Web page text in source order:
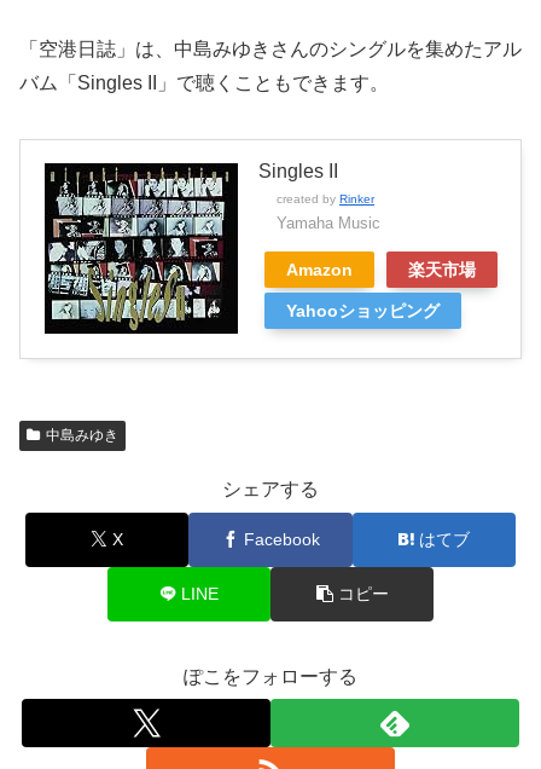
「空港日誌」は、中島みゆきさんのシングルを集めたアル
バム「Singles II」で聴くこともできます。
Singles II
created by Rinker
Yamaha Music
Amazon 楽天市場
Yahooショッピング
中島みゆき
シェアする
X Facebook はてブ
LINE コピー
ぽこをフォローする